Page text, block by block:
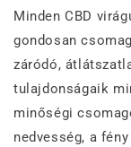
Minden CBD
gondosan
záródó,
tulajdonságaik
minőségi
nedvesség, a